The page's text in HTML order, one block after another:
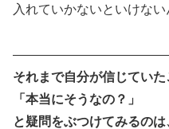
入れていかないといけない
それまで自分が信じていた
「本当にそうなの？」
と疑問をぶつけてみるのは